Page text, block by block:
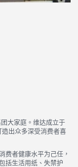
大家庭。维达成立于
出众多深受消费者喜
费者健康水平为己任，
括生活用纸、失禁护